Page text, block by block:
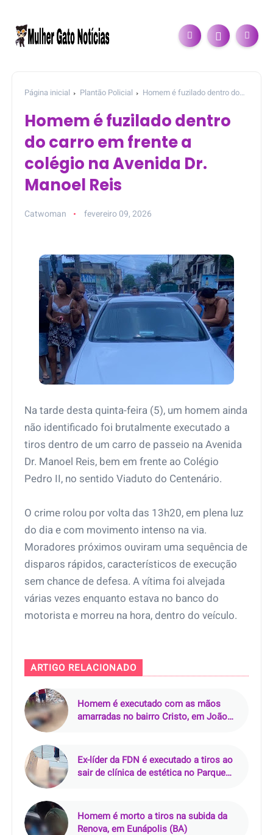
Página inicial Plantão Policial
Homem é fuzilado dentro do
Homem é fuzilado dentro
do carro em frente a
colégio na Avenida Dr.
Manoel Reis
Catwoman fevereiro 09, 2026
Na tarde desta quinta-feira (5), um homem ainda
não identificado foi brutalmente executado a
tiros dentro de um carro de passeio na Avenida
Dr. Manoel Reis, bem em frente ao Colégio
Pedro II, no sentido Viaduto do Centenário.
O crime rolou por volta das 13h20, em plena luz
do dia e com movimento intenso na via.
Moradores próximos ouviram uma sequência de
disparos rápidos, característicos de execução
sem chance de defesa. A vítima foi alvejada
várias vezes enquanto estava no banco do
motorista e morreu na hora, dentro do veículo.
ARTIGO RELACIONADO
Homem é executado com as mãos
amarradas no bairro Cristo, em João
Ex-líder da FDN é executado a tiros ao
sair de clínica de estética no Parque
Homem é morto a tiros na subida da
Renova, em Eunápolis (BA)